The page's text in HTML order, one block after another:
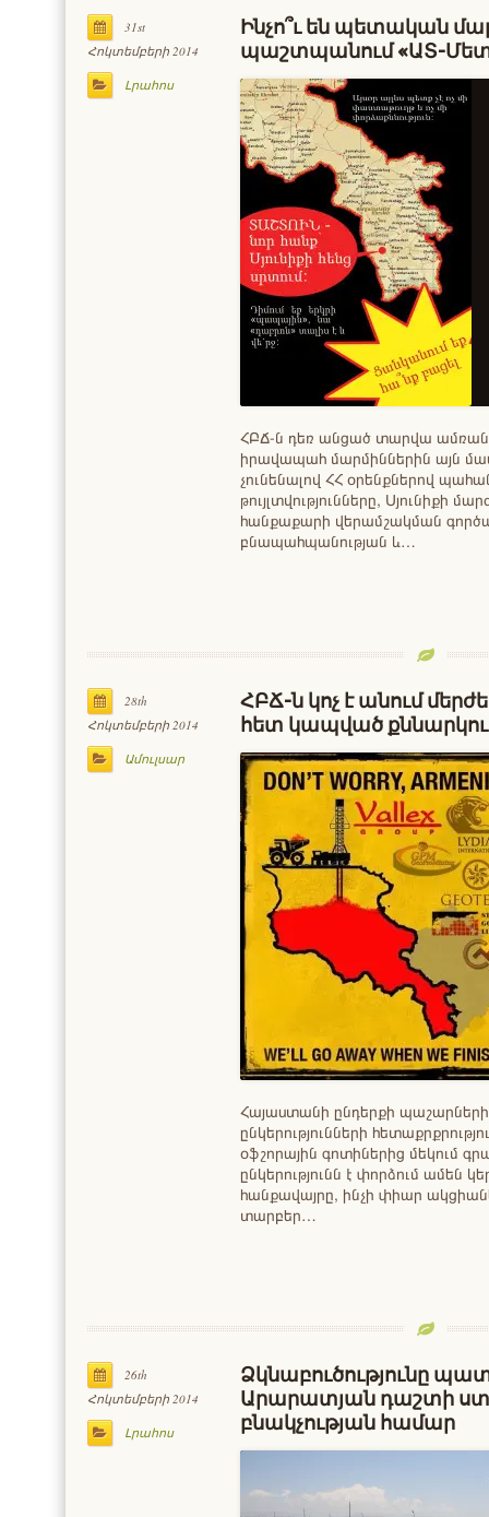
31st
Հոկտեմբերի 2014
Լրահոս
Ինչո՞ւ են պետական
պաշտպանում «ԱՏ-
ՀԲՃ-ն դեռ անցած տարվա
իրավապահ մարմիններին այն
չունենալով ՀՀ օրենքներով
թույլտվությունները, Սյունիքի
հանքաքարի վերամշակման
բնապահպանության և…
28th
Հոկտեմբերի 2014
Ամուլսար
ՀԲՃ-ն կոչ է անում
հետ կապված
Հայաստանի ընդերքի
ընկերությունների
օֆշորային գոտիներից մեկում
ընկերությունն է փորձում ամեն
հանքավայրը, ինչի փիար
տարբեր…
26th
Հոկտեմբերի 2014
Լրահոս
Ձկնաբուծությունը
Արարատյան դաշտի
բնակչության համար